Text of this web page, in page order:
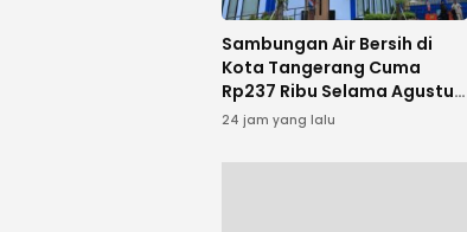
Sambungan Air Bersih di
Kota Tangerang Cuma
Rp237 Ribu Selama Agustus,
Ini Syaratnya
24 jam yang lalu